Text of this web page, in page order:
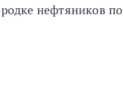
нефтяников по